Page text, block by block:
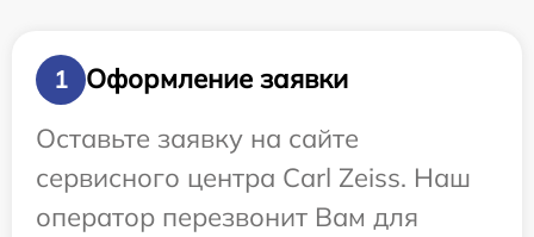
1
Оформление заявки
Оставьте заявку на сайте
сервисного центра Carl Zeiss. Наш
оператор перезвонит Вам для